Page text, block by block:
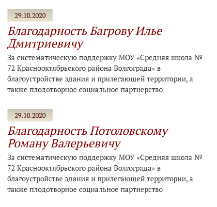
29.10.2020
Благодарность Багрову Илье
Дмитриевичу
За систематическую поддержку МОУ «Средняя школа №
72 Краснооктябрьского района Волгограда» в
благоустройстве здания и прилегающей территории, а
также плодотворное социальное партнерство
29.10.2020
Благодарность Потоловскому
Роману Валерьевичу
За систематическую поддержку МОУ «Средняя школа №
72 Краснооктябрьского района Волгограда» в
благоустройстве здания и прилегающей территории, а
также плодотворное социальное партнерство